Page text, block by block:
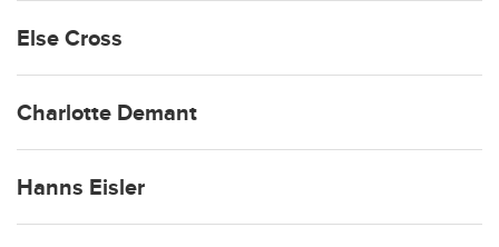
Else Cross
Charlotte Demant
Hanns Eisler